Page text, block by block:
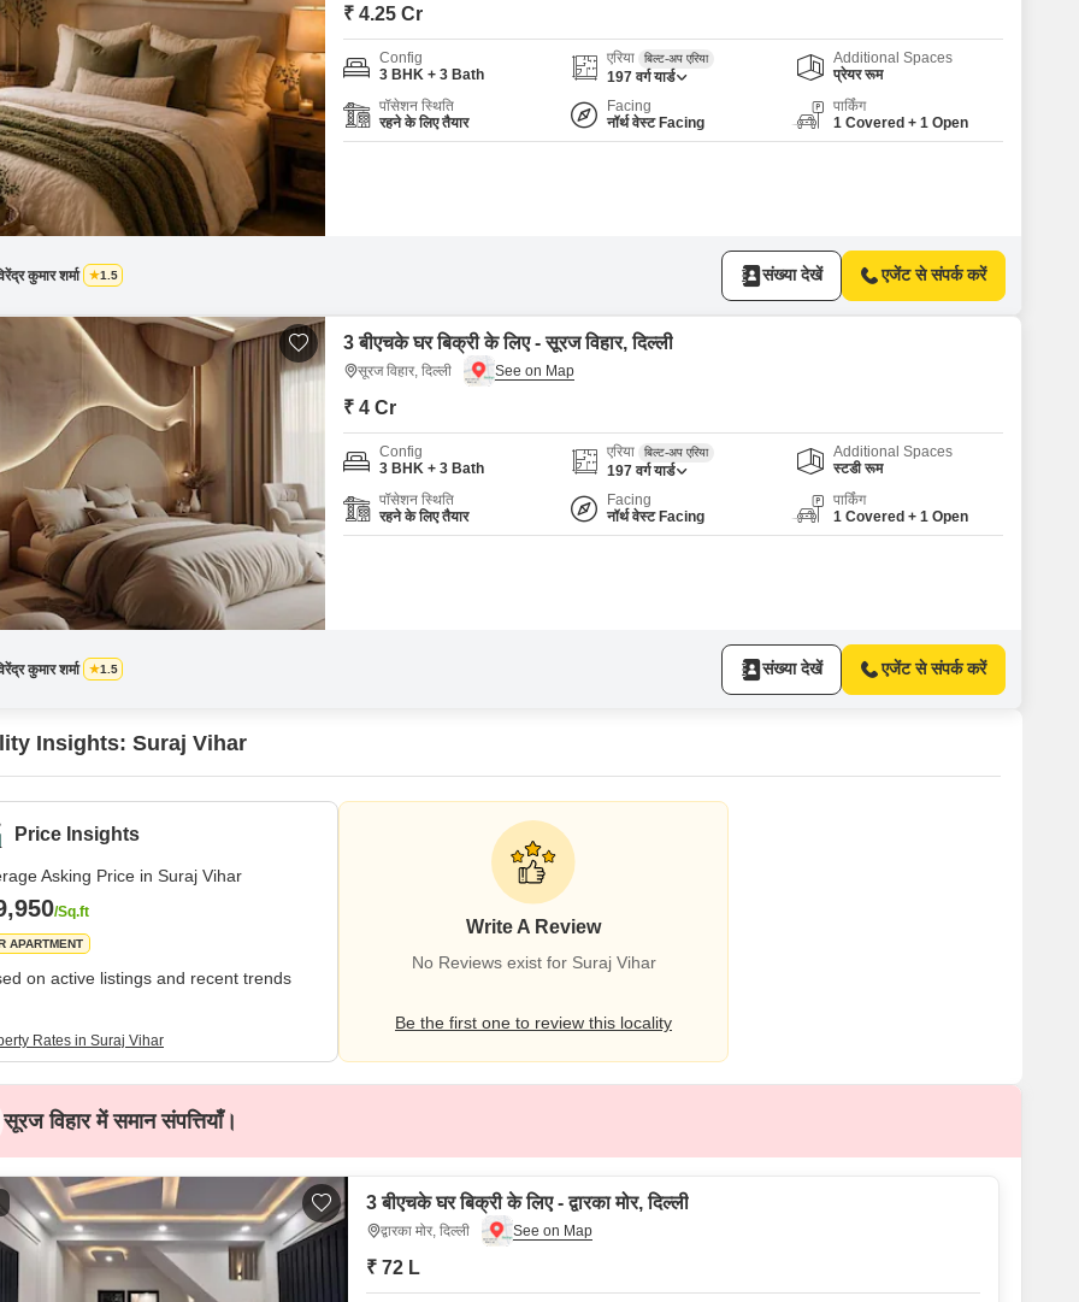
False Ceiling Design
TV Unit Design
Wall Paint Design
Wall Design
Window Design
Tiles Design
Kitchen Tiles Design
Kitchen False Ceiling Design
Staircase Design
Door Design
Crockery Unit Design
Study Room Design
Mortgage Partnerships
SuperAgent Pro
₹ 4.25 Cr
Config
3 BHK + 3 Bath
एरिया बिल्ट-अप एरिया
197 वर्ग यार्ड
Additional Spaces
प्रेयर रूम
पॉसेशन स्थिति
रहने के लिए तैयार
Facing
नॉर्थ वेस्ट Facing
पार्किंग
1 Covered + 1 Open
कुमार शर्मा 1.5 संख्या देखें एजेंट से संपर्क करें
3 बीएचके घर बिक्री के लिए - सूरज विहार, दिल्ली
सूरज विहार, दिल्ली
₹ 4 Cr
Config
3 BHK + 3 Bath
एरिया बिल्ट-अप एरिया
197 वर्ग यार्ड
Additional Spaces
स्टडी रूम
पॉसेशन स्थिति
रहने के लिए तैयार
Facing
नॉर्थ वेस्ट Facing
पार्किंग
1 Covered + 1 Open
कुमार शर्मा 1.5 संख्या देखें एजेंट से संपर्क करें
Insights: Suraj Vihar
Price Insights
Asking Price in Suraj Vihar
/Sq.ft
APARTMENT
on active listings and recent trends
Rates in Suraj Vihar
Write A Review
No Reviews exist for Suraj Vihar
Be the first one to review this locality
सूरज विहार में समान संपत्तियाँ।
3 बीएचके घर बिक्री के लिए - द्वारका मोर, दिल्ली
द्वारका मोर, दिल्ली
₹ 72 L